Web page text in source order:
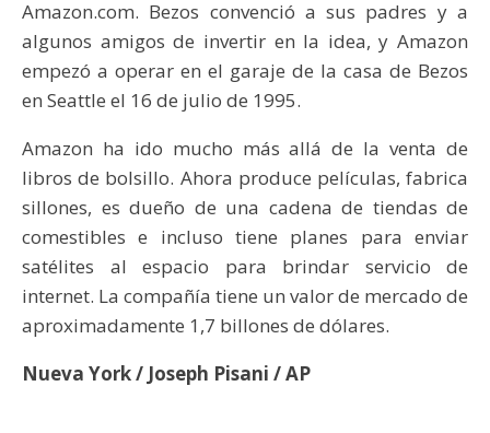
Amazon.com. Bezos convenció a sus padres y a
algunos amigos de invertir en la idea, y Amazon
empezó a operar en el garaje de la casa de Bezos
en Seattle el 16 de julio de 1995.
Amazon ha ido mucho más allá de la venta de
libros de bolsillo. Ahora produce películas, fabrica
sillones, es dueño de una cadena de tiendas de
comestibles e incluso tiene planes para enviar
satélites al espacio para brindar servicio de
internet. La compañía tiene un valor de mercado de
aproximadamente 1,7 billones de dólares.
Nueva York / Joseph Pisani / AP